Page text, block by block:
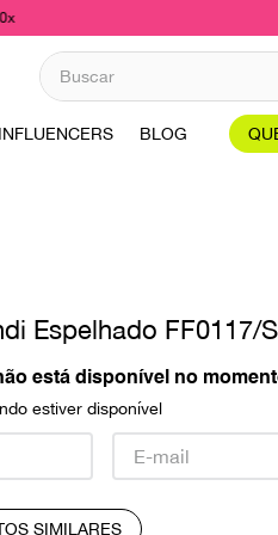
Buscar
INFLUENCERS BLOG
Espelhado FF0117/S
está disponível no
estiver disponível
SIMILARES